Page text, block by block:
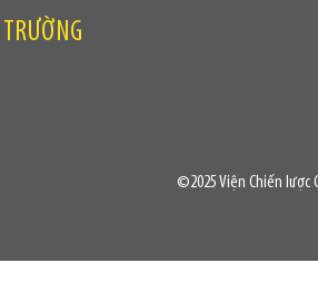
©2025 Viện Chiến lược